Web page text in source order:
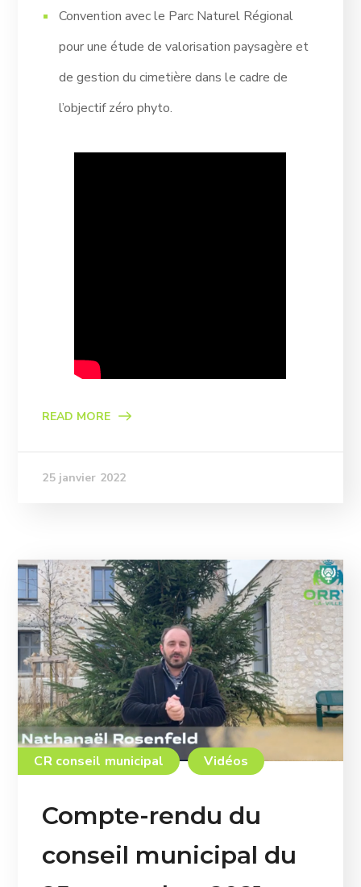
Convention avec le Parc Naturel Régional
pour une étude de valorisation paysagère et
de gestion du cimetière dans le cadre de
l’objectif zéro phyto.
READ MORE
25 janvier 2022
CR conseil municipal Vidéos
Compte-rendu du
conseil municipal du